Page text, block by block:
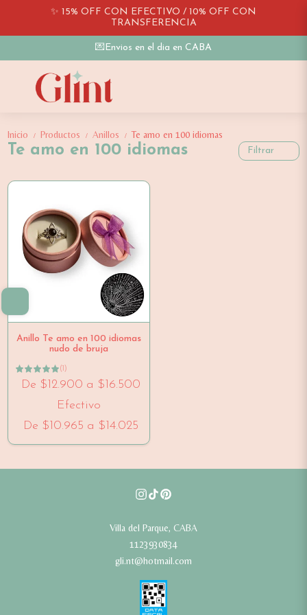
✨ 15% OFF CON EFECTIVO / 10% OFF CON
TRANSFERENCIA
💌Envios en el dia en CABA
Inicio / Productos / Anillos / Te amo en 100 idiomas
Te amo en 100 idiomas Filtrar
Anillo Te amo en 100 idiomas
nudo de bruja
(1)
De $12.900 a $16.500
Efectivo
De $10.965 a $14.025
Villa del Parque, CABA
1123930834
gli.nt@hotmail.com